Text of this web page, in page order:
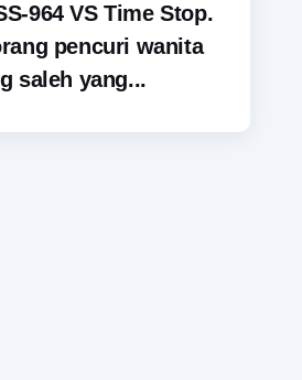
964 VS Time Stop.
pencuri wanita
saleh yang...